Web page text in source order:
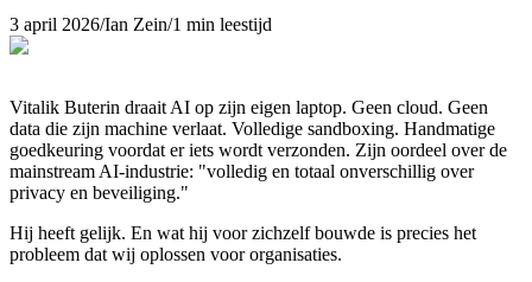
3 april 2026/Ian Zein/1 min leestijd
Vitalik Buterin draait AI op zijn eigen laptop. Geen cloud. Geen
data die zijn machine verlaat. Volledige sandboxing. Handmatige
goedkeuring voordat er iets wordt verzonden. Zijn oordeel over de
mainstream AI-industrie: "volledig en totaal onverschillig over
privacy en beveiliging."
Hij heeft gelijk. En wat hij voor zichzelf bouwde is precies het
probleem dat wij oplossen voor organisaties.